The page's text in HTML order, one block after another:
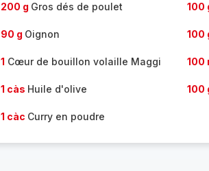
200 g Gros dés de poulet 100
90 g Oignon 100
1 Cœur de bouillon volaille Maggi 100
1 càs Huile d'olive 100
1 càc Curry en poudre